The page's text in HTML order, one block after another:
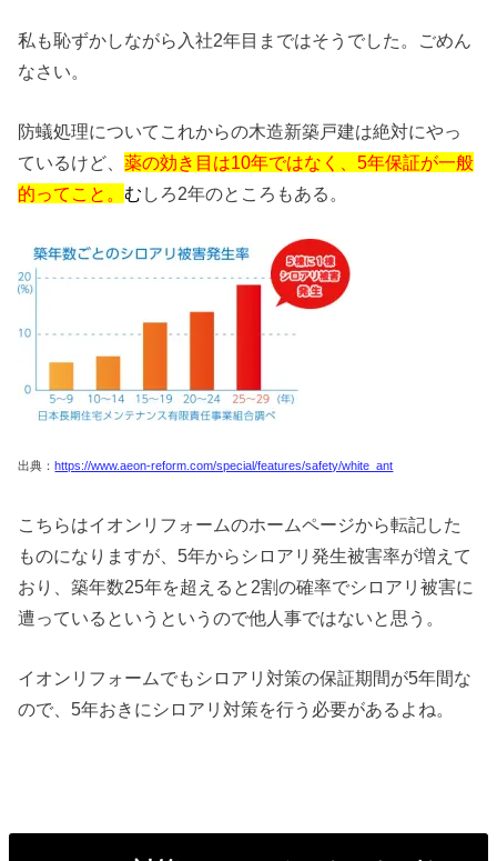
私も恥ずかしながら入社2年目まではそうでした。ごめん
なさい。
防蟻処理についてこれからの木造新築戸建は絶対にやっ
ているけど、薬の効き目は10年ではなく、5年保証が一般
的ってこと。む しろ2年のところもある。
出典： https://www.aeon-reform.com/special/features/safety/white_ant
こちらはイオンリフォームのホームページから転記した
ものになりますが、5年からシロアリ発生被害率が増えて
おり、築年数25年を超えると2割の確率でシロアリ被害に
遭っているというというので他人事ではないと思う。
イオンリフォームでもシロアリ対策の保証期間が5年間な
ので、5年おきにシロアリ対策を行う必要があるよね。